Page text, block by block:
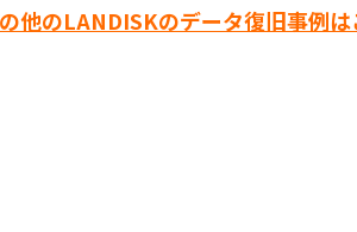
他のLANDISKのデータ復旧事例は